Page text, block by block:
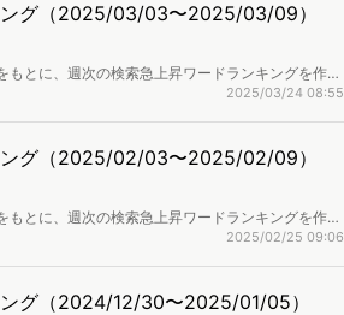
グ（2025/03/03〜2025/03/09）
とに、週次の検索急上昇ワードランキングを作成
2025/03/24 08:55
グ（2025/02/03〜2025/02/09）
とに、週次の検索急上昇ワードランキングを作成
2025/02/25 09:06
グ（2024/12/30〜2025/01/05）